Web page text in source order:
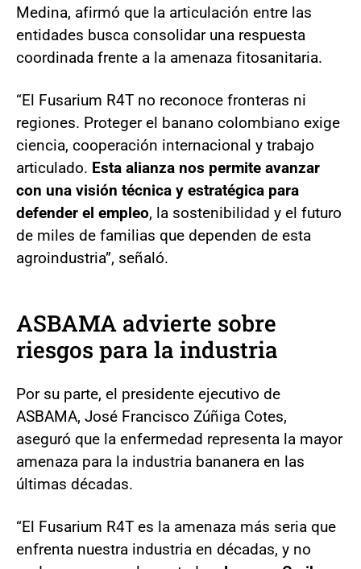
Medina, afirmó que la articulación entre las
entidades busca consolidar una respuesta
coordinada frente a la amenaza fitosanitaria.
“El Fusarium R4T no reconoce fronteras ni
regiones. Proteger el banano colombiano exige
ciencia, cooperación internacional y trabajo
articulado. Esta alianza nos permite avanzar
con una visión técnica y estratégica para
defender el empleo, la sostenibilidad y el futuro
de miles de familias que dependen de esta
agroindustria”, señaló.
ASBAMA advierte sobre
riesgos para la industria
Por su parte, el presidente ejecutivo de
ASBAMA, José Francisco Zúñiga Cotes,
aseguró que la enfermedad representa la mayor
amenaza para la industria bananera en las
últimas décadas.
“El Fusarium R4T es la amenaza más seria que
enfrenta nuestra industria en décadas, y no